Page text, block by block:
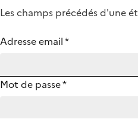
Les champs précédés d'une
Adresse email*
Mot de passe*